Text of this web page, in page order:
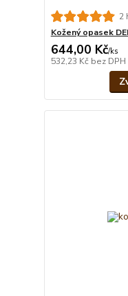
2
Kožený opasek
644,00 Kč/ks
532,23 Kč bez DPH